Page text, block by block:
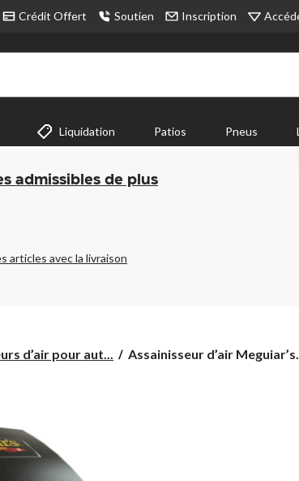
Crédit Offert Soutien Inscription
Liquidation Patios Pneus
admissibles de plus
articles avec la livraison
d’air pour aut...
Assainisseur
Assainisseur d’air Meguiar’s...